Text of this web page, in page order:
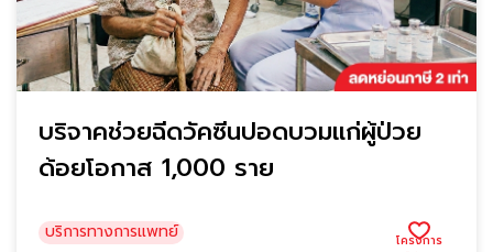
บริจาคช่วยฉีดวัคซีนปอดบวมแก่ผู้ป่วย
ด้อยโอกาส 1,000 ราย
บริการทางการแพทย์